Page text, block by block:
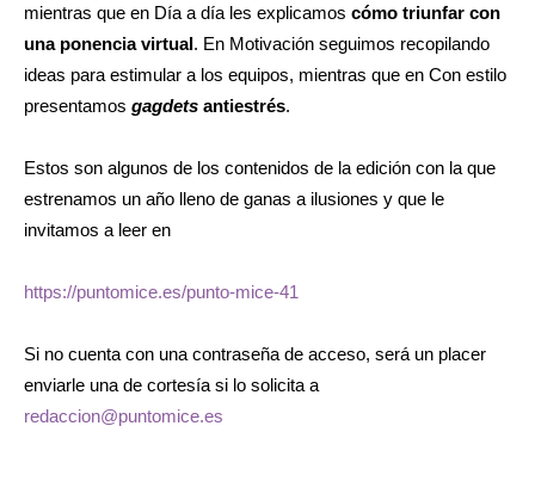
mientras que en Día a día les explicamos cómo triunfar con
una ponencia virtual. En Motivación seguimos recopilando
ideas para estimular a los equipos, mientras que en Con estilo
presentamos gagdets antiestrés.
Estos son algunos de los contenidos de la edición con la que
estrenamos un año lleno de ganas a ilusiones y que le
invitamos a leer en
https://puntomice.es/punto-mice-41
Si no cuenta con una contraseña de acceso, será un placer
enviarle una de cortesía si lo solicita a
redaccion@puntomice.es